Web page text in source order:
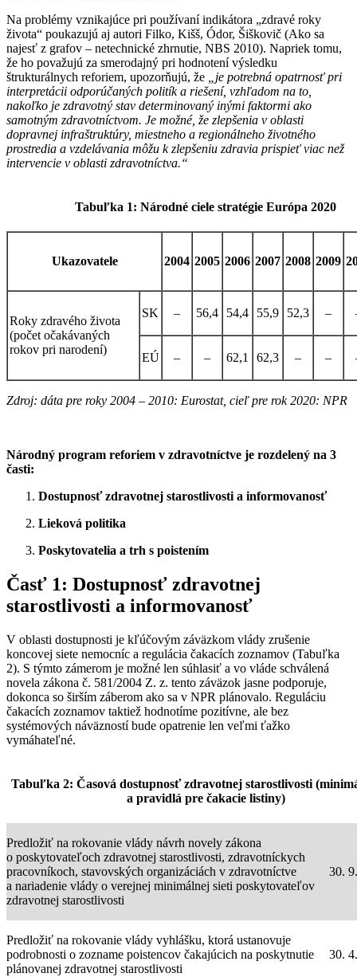
Na problémy vznikajúce pri používaní indikátora „zdravé roky
života“ poukazujú aj autori Filko, Kišš, Ódor, Šiškovič (Ako sa
najesť z grafov – netechnické zhrnutie, NBS 2010). Napriek tomu,
že ho považujú za smerodajný pri hodnotení výsledku
štrukturálnych reforiem, upozorňujú, že
„je potrebná opatrnosť pri
interpretácii odporúčaných politík a riešení, vzhľadom na to,
nakoľko je zdravotný stav determinovaný inými faktormi ako
samotným zdravotníctvom. Je možné, že zlepšenia v oblasti
dopravnej infraštruktúry, miestneho a regionálneho životného
prostredia a vzdelávania môžu k zlepšeniu zdravia prispieť viac než
intervencie v oblasti zdravotníctva.“
Ukazovatele 2004 2005 2006 2007 2008 2009
Tabuľka 1: Národné ciele stratégie Európa 2020
Roky zdravého života
(počet očakávaných
rokov pri narodení)
SK – 56,4 54,4 55,9 52,3 –
EÚ – – 62,1 62,3 – –
Zdroj: dáta pre roky 2004 – 2010: Eurostat, cieľ pre rok 2020: NPR
Národný program reforiem v zdravotníctve je rozdelený na 3
časti:
Dostupnosť zdravotnej starostlivosti a informovanosť
Lieková politika
Poskytovatelia a trh s poistením
Časť 1: Dostupnosť zdravotnej
starostlivosti a informovanosť
V oblasti dostupnosti je kľúčovým záväzkom vlády zrušenie
koncovej siete nemocníc a regulácia čakacích zoznamov (Tabuľka
2). S týmto zámerom je možné len súhlasiť a vo vláde schválená
novela zákona č. 581/2004 Z. z. tento záväzok jasne podporuje,
dokonca so širším záberom ako sa v NPR plánovalo. Reguláciu
čakacích zoznamov taktiež hodnotíme pozitívne, ale bez
systémových náväzností bude opatrenie len veľmi ťažko
vymáhateľné.
Tabuľka 2: Časová dostupnosť zdravotnej starostlivosti
a pravidlá pre čakacie listiny)
Predložiť na rokovanie vlády návrh novely zákona
o poskytovateľoch zdravotnej starostlivosti, zdravotníckych
pracovníkoch, stavovských organizáciách v zdravotníctve
a nariadenie vlády o verejnej minimálnej sieti poskytovateľov
zdravotnej starostlivosti
30.
Predložiť na rokovanie vlády vyhlášku, ktorá ustanovuje
podrobnosti o zozname poistencov čakajúcich na poskytnutie
plánovanej zdravotnej starostlivosti
30.